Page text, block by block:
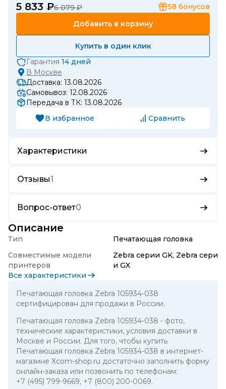
5 833 ₽6 079 ₽ 58 бонусов
Добавить в корзину
Купить в один клик
Гарантия 14 дней
В Москве
Доставка: 13.08.2026
Самовывоз: 12.08.2026
Передача в ТК: 13.08.2026
В избранное
Сравнить
Характеристики
Отзывы1
Вопрос-ответ0
Описание
Тип
Печатающая головка
Совместимые модели
принтеров
Zebra серии GK, Zebra сери
и GX
Все характеристики
Печатающая головка Zebra 105934-038
сертифицирован для продажи в России.
Печатающая головка Zebra 105934-038 - фото,
технические характеристики, условия доставки в
Москве и России. Для того, чтобы купить
Печатающая головка Zebra 105934-038 в интернет-
магазине Xcom-shop.ru достаточно заполнить форму
онлайн-заказа или позвонить по телефонам:
+7 (495) 799-9669, +7 (800) 200-0069.